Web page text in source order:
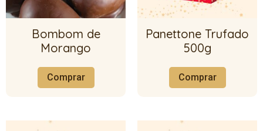
Bombom de
Morango
Comprar
Panettone Trufado
500g
Comprar